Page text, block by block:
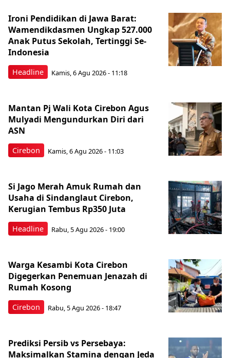
Headline
Ironi Pendidikan di Jawa Barat:
Wamendikdasmen Ungkap 527.000
Anak Putus Sekolah, Tertinggi Se-
Indonesia
Kamis, 6 Agu 2026 - 11:18
Cirebon
Mantan Pj Wali Kota Cirebon Agus
Mulyadi Mengundurkan Diri dari
ASN
Kamis, 6 Agu 2026 - 11:03
Headline
Si Jago Merah Amuk Rumah dan
Usaha di Sindanglaut Cirebon,
Kerugian Tembus Rp350 Juta
Rabu, 5 Agu 2026 - 19:00
Cirebon
Warga Kesambi Kota Cirebon
Digegerkan Penemuan Jenazah di
Rumah Kosong
Rabu, 5 Agu 2026 - 18:47
Prediksi Persib vs Persebaya:
Maksimalkan Stamina dengan Jeda